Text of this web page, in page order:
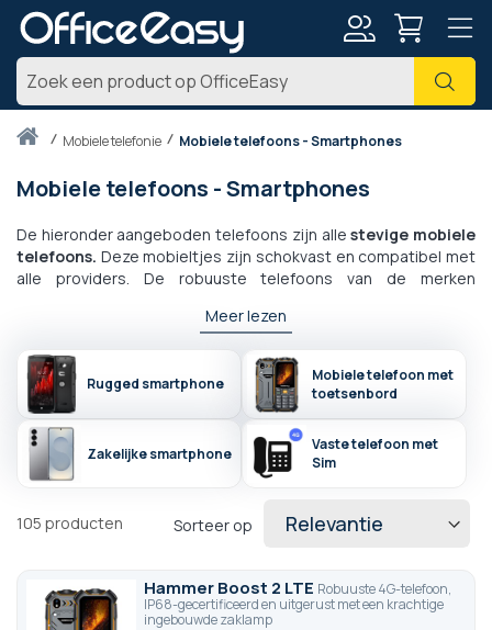
Zoek
Thuismobiele telefonie Mobiele telefoons - Smartphones
Mobiele telefoons - Smartphones
De hieronder aangeboden telefoons zijn allestevige mobiele
telefoons. Deze mobieltjes zijn schokvast en compatibel met
alle providers. De robuuste telefoons van de merken
onbreekbaar en voldoen aan de militaire weerstandsnormen.
weerstandsindexen en zijn bestand tegen schokken en
spatten. Er bestaan ook robuuste telefoons met totale
waterdichtheid. Deze waterdichte robuuste telefoons kunnen
in elke omgeving gebruikt worden, denk bijvoorbeeld aan
outdoor- of wateractiviteiten.
Meer lezen
Rugged smartphone
Mobiele telefoon met
toetsenbord
Zakelijke smartphone
Vaste telefoon met
Sim
105 producten Sorteer op
Hammer Boost 2 LTE Robuuste 4G-telefoon,
IP68-gecertificeerd en uitgerust met een krachtige
ingebouwde zaklamp